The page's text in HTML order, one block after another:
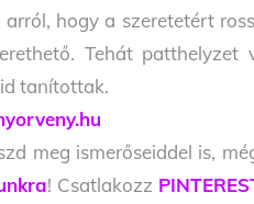
hogy a szeretetért
Tehát
tanítottak.
meg ismerőseiddel is,
! Csatlakozz